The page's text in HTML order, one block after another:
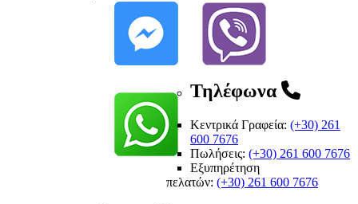
Τηλέφωνα
Κεντρικά Γραφεία: (+30) 261
600 7676
Πωλήσεις: (+30) 261 600 7676
Εξυπηρέτηση
πελατών: (+30) 261 600 7676